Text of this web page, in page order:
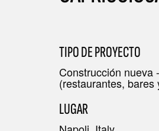
BÚSQUEDA AVANZADA
TIPO DE PROYECTO
Construcción nueva
(restaurantes,
LUGAR